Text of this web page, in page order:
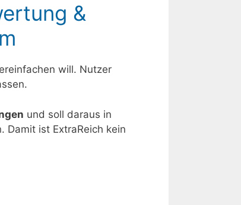
&
will. Nutzer
und soll daraus in
ist ExtraReich kein